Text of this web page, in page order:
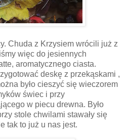
Chuda z Krzysiem wrócili już z
więc do jesiennych
aromatycznego ciasta.
deskę z przekąskami ,
było cieszyć się wieczorem
świec i przy
w piecu drewna. Było
stole chwilami stawały się
tak to już u nas jest.